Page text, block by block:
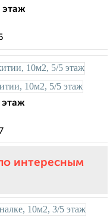
этаж
этаж
интересным